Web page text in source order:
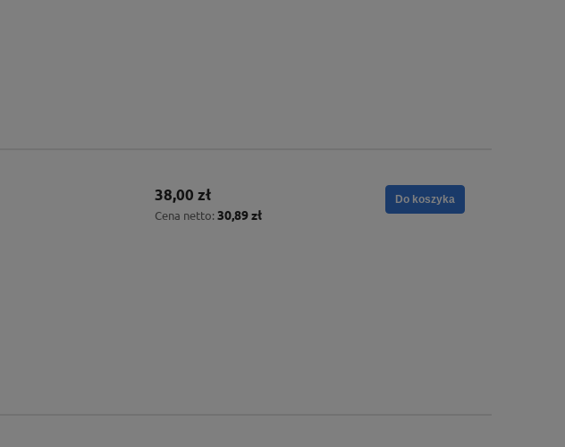
38,00 zł
Cena netto: 30,89 zł
Do koszyka